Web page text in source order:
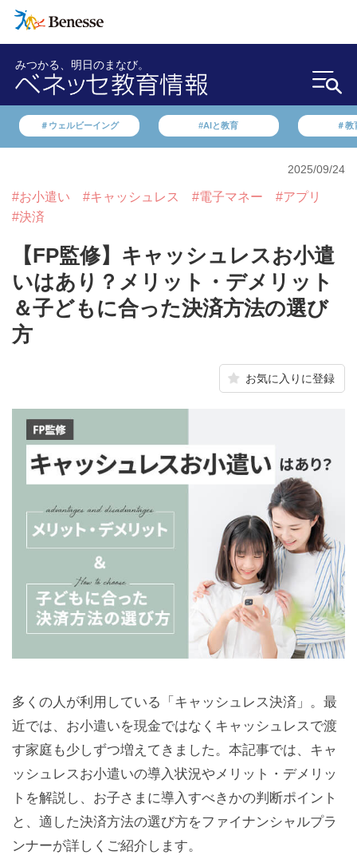
みつかる、明日のまなび。
＃ウェルビーイング #AIと教育 ＃教
2025/09/24
#お小遣い #キャッシュレス #電子マネー
#アプリ
#決済
【FP監修】キャッシュレスお小遣
いはあり？メリット・デメリット
＆子どもに合った決済方法の選び
方
お気に入りに登録
多くの人が利用している「キャッシュレス決済」。最
近では、お小遣いを現金ではなくキャッシュレスで渡
す家庭も少しずつ増えてきました。本記事では、キャ
ッシュレスお小遣いの導入状況やメリット・デメリッ
トを解説し、お子さまに導入すべきかの判断ポイント
と、適した決済方法の選び方をファイナンシャルプラ
ンナーが詳しくご紹介します。